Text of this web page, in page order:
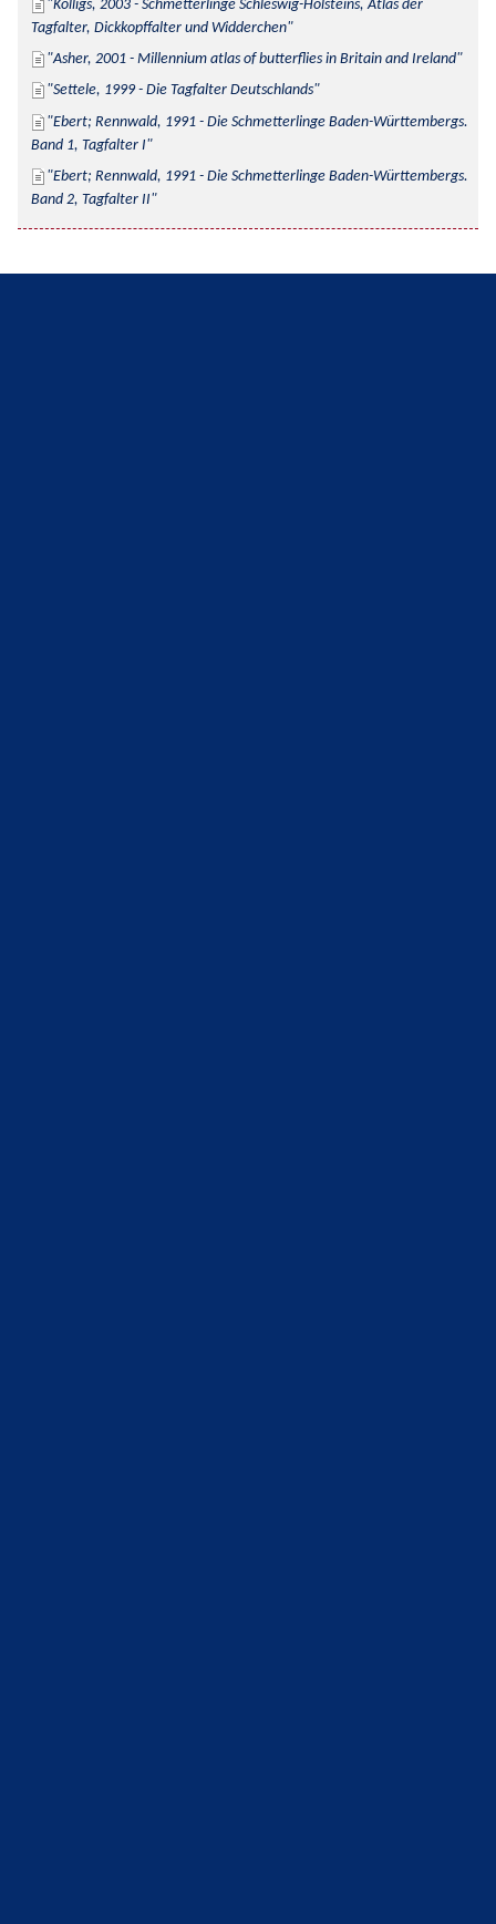
Kolligs, 2003 - Schmetterlinge Schleswig-Holsteins, Atlas der
Tagfalter, Dickkopffalter und Widderchen
Asher, 2001 - Millennium atlas of butterflies in Britain and Ireland
Settele, 1999 - Die Tagfalter Deutschlands
Ebert; Rennwald, 1991 - Die Schmetterlinge Baden-Württembergs.
Band 1, Tagfalter I
Ebert; Rennwald, 1991 - Die Schmetterlinge Baden-Württembergs.
Band 2, Tagfalter II